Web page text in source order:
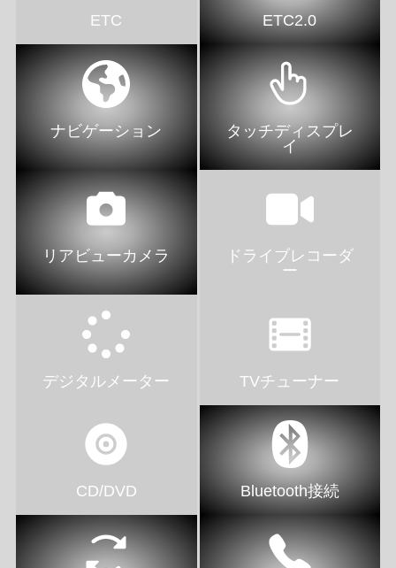
ETC ETC2.0
ナビゲーション
タッチディスプレ
イ
リアビューカメラ
ドライブレコーダ
ー
デジタルメーター TVチューナー
CD/DVD Bluetooth接続